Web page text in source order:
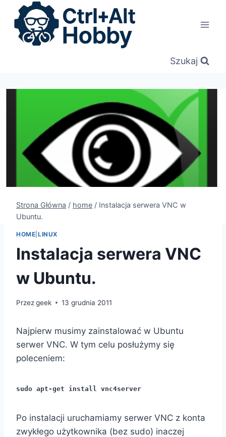
Przejdź
treści
Szukaj
Strona Główna / home / Instalacja serwera VNC w
Ubuntu.
HOME LINUX
Instalacja serwera VNC
w Ubuntu.
Przezgeek 13 grudnia 2011
Najpierw musimy zainstalować w Ubuntu
serwer VNC. W tym celu posłużymy się
poleceniem:
sudo apt-get install vnc4server
Po instalacji uruchamiamy serwer VNC z konta
zwykłego użytkownika (bez sudo) inaczej